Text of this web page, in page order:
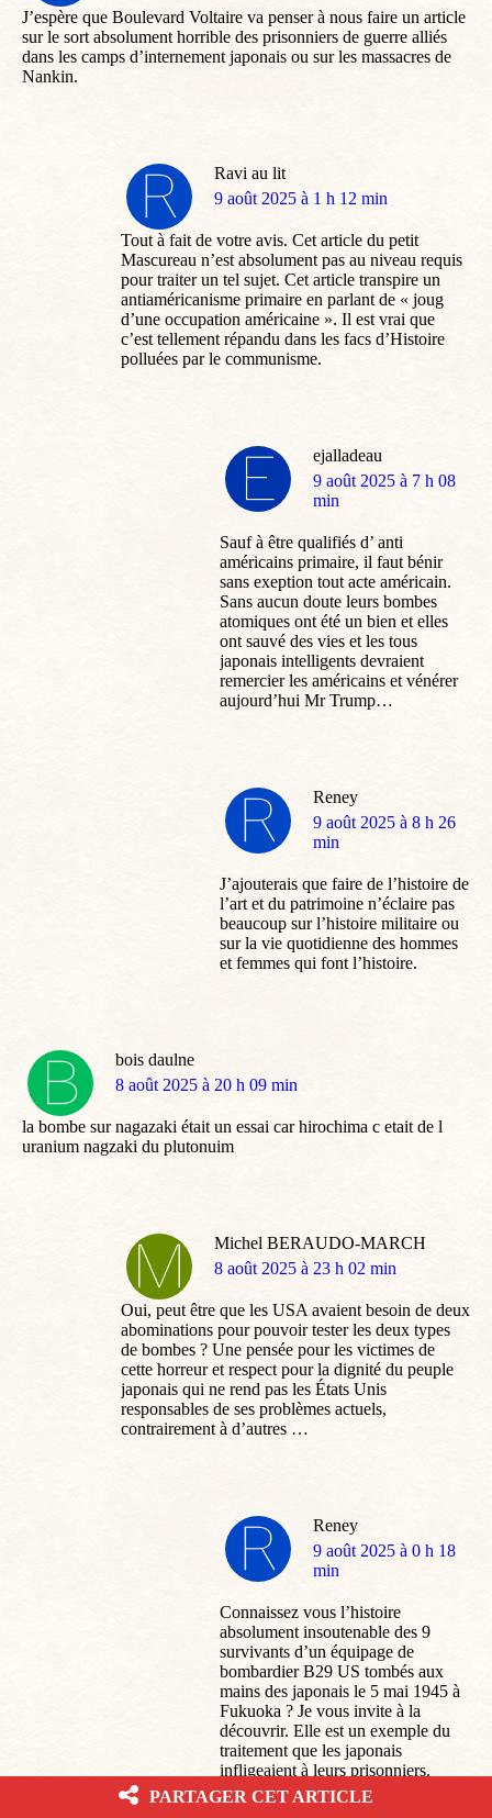
J’espère que Boulevard Voltaire va penser à nous faire un article
sur le sort absolument horrible des prisonniers de guerre alliés
dans les camps d’internement japonais ou sur les massacres de
Nankin.
Ravi au lit
dit
9 août 2025 à 1 h 12 min
Tout à fait de votre avis. Cet article du petit
Mascureau n’est absolument pas au niveau requis
pour traiter un tel sujet. Cet article transpire un
antiaméricanisme primaire en parlant de « joug
d’une occupation américaine ». Il est vrai que
c’est tellement répandu dans les facs d’Histoire
polluées par le communisme.
ejalladeau
dit
:
9 août 2025 à 7 h 08
min
Sauf à être qualifiés d’ anti
américains primaire, il faut bénir
sans exeption tout acte américain.
Sans aucun doute leurs bombes
atomiques ont été un bien et elles
ont sauvé des vies et les tous
japonais intelligents devraient
remercier les américains et vénérer
aujourd’hui Mr Trump…
Reney
dit
:
9 août 2025 à 8 h 26
min
J’ajouterais que faire de l’histoire de
l’art et du patrimoine n’éclaire pas
beaucoup sur l’histoire militaire ou
sur la vie quotidienne des hommes
et femmes qui font l’histoire.
bois daulne
dit
8 août 2025 à 20 h 09 min
la bombe sur nagazaki était un essai car hirochima c etait de l
uranium nagzaki du plutonuim
Michel BERAUDO-MARCH
dit
8 août 2025 à 23 h 02 min
Oui, peut être que les USA avaient besoin de deux
abominations pour pouvoir tester les deux types
de bombes ? Une pensée pour les victimes de
cette horreur et respect pour la dignité du peuple
japonais qui ne rend pas les États Unis
responsables de ses problèmes actuels,
contrairement à d’autres …
Reney
dit
:
9 août 2025 à 0 h 18
min
Connaissez vous l’histoire
absolument insoutenable des 9
survivants d’un équipage de
bombardier B29 US tombés aux
mains des japonais le 5 mai 1945 à
Fukuoka ? Je vous invite à la
découvrir. Elle est un exemple du
traitement que les japonais
infligeaient à leurs prisonniers.
PARTAGER CET ARTICLE